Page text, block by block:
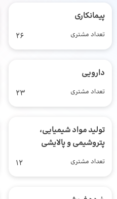
پیمانکاری
تعداد مشتری 26
دارویی
تعداد مشتری 23
تولید مواد شیمیایی،
پتروشیمی و پالایشی
تعداد مشتری 12